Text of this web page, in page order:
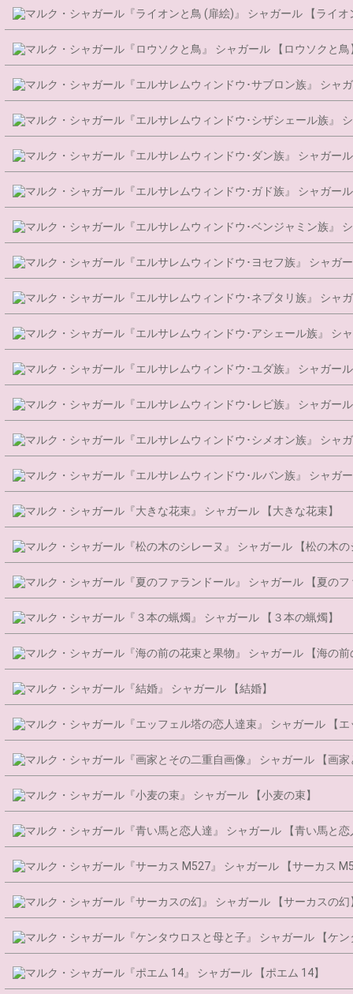
シャガール 【ライオ
シャガール 【ロウソクと鳥
シャ
シャガー
シャガー
シャガ
シャ
シ
シャガー
シャガー
シャ
シャガ
シャガール 【大きな花束】
シャガール 【松の木
シャガール 【夏の
シャガール 【３本の蝋燭】
シャガール 【海の
シャガール 【結婚】
シャガール 【
シャガール 【画
シャガール 【小麦の束】
シャガール 【青い馬と恋
シャガール 【サーカス
シャガール 【サーカスの幻
シャガール 【ケ
シャガール 【ポエム 14】